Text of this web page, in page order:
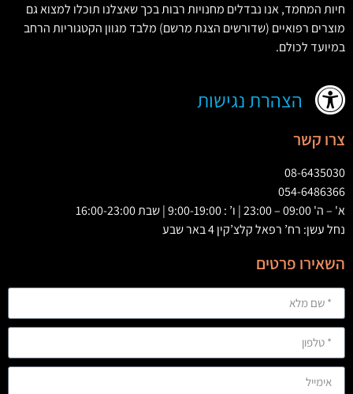
חיות המחמד,אנו נבדלים מחנויות רבות בכך שאצלנו תוכלו למצוא גם
מוצרים רפואיים (שדורשים הצגת מרשם) מלבד מגוון הקטגוריות הרחב
במיועד לכולם.
הצהרת נגישות
צרו קשר
08-6435030
054-6486366
א' – ה' 09:00 – 23:00 | ו’ : 9:00-19:00 | שבת 16:00-23:00
נחל עשן: רח’ רפאל קלצ’קין 4 באר שבע
השאירו פרטים